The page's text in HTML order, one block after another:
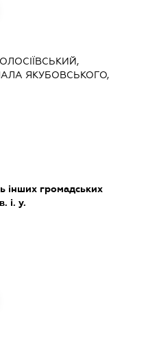
ЯКУБОВСЬКОГО,
інших громадських
і. у.